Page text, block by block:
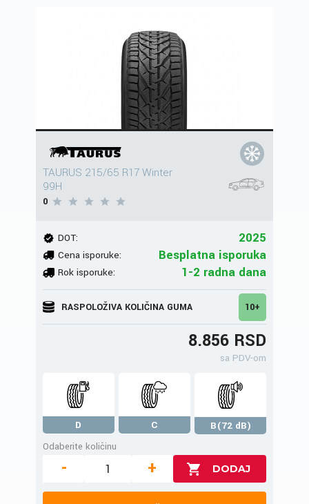
TAURUS 215/65 R17 Winter
99H
0
DOT: 2025
Cena isporuke: Besplatna isporuka
Rok isporuke: 1-2 radna dana
RASPOLOŽIVA KOLIČINA GUMA 10+
8.856 RSD
sa PDV-om
D C
B(72 dB)
Odaberite količinu
- +